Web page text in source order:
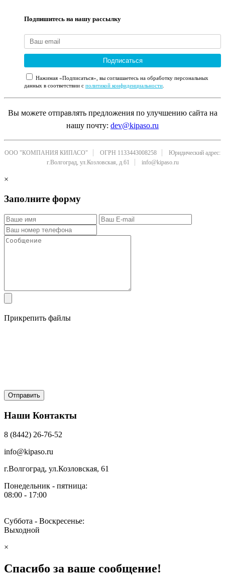
Подпишитесь на нашу рассылку
Подписаться
Нажимая «Подписаться», вы соглашаетесь на обработку персональных
данных в соответствии с политикой конфиденциальности
Вы можете отправлять предложения по улучшению сайта на
нашу почту: dev@kipaso.ru
ООО "КОМПАНИЯ КИПАСО" ОГРН 1133443008258
Юридический адрес:
г.Волгоград, ул.Козловская, д.61
info@kipaso.ru
×
Заполните форму
Прикрепить файлы
Наши Контакты
8 (8442) 26-76-52
info@kipaso.ru
г.Волгоград, ул.Козловская, 61
Понедельник - пятница:
08:00 - 17:00
Суббота - Воскресенье:
Выходной
×
Спасибо за ваше сообщение!